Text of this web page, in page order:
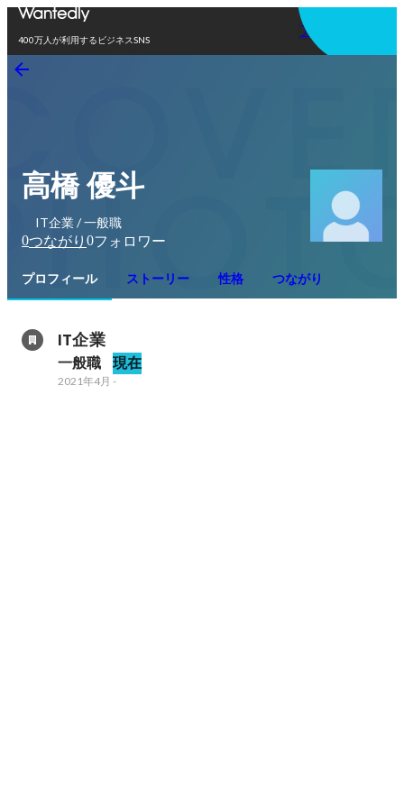
400万人が利用するビジネスSNS
アプリを使う
高橋 優斗
IT企業 / 一般職
0つながり 0フォロワー
プロフィール ストーリー 性格 つながり
IT企業
一般職 現在
2021年4月 -